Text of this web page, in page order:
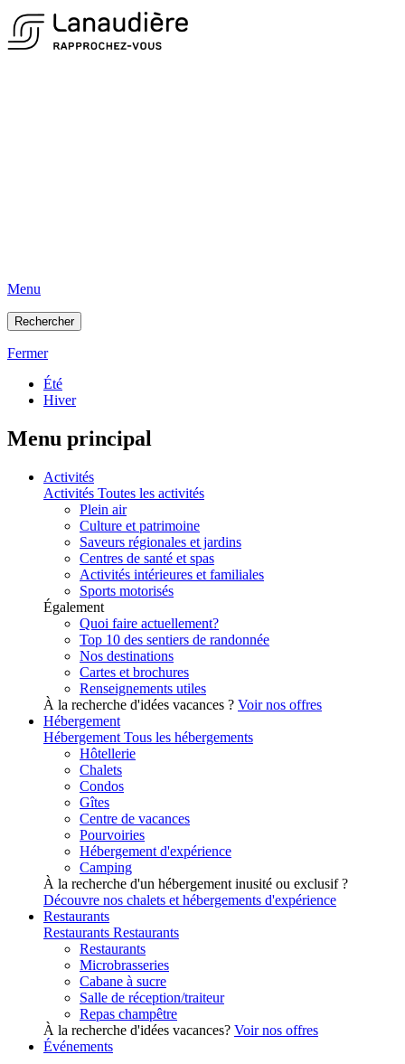
Menu
Rechercher
Fermer
Été
Hiver
Menu principal
Activités
Activités Toutes les activités
Plein air
Culture et patrimoine
Saveurs régionales et jardins
Centres de santé et spas
Activités intérieures et familiales
Sports motorisés
Également
Quoi faire actuellement?
Top 10 des sentiers de randonnée
Nos destinations
Cartes et brochures
Renseignements utiles
À la recherche d'idées vacances ? Voir nos offres
Hébergement
Hébergement Tous les hébergements
Hôtellerie
Chalets
Condos
Gîtes
Centre de vacances
Pourvoiries
Hébergement d'expérience
Camping
À la recherche d'un hébergement inusité ou exclusif ?
Découvre nos chalets et hébergements d'expérience
Restaurants
Restaurants Restaurants
Restaurants
Microbrasseries
Cabane à sucre
Salle de réception/traiteur
Repas champêtre
À la recherche d'idées vacances? Voir nos offres
Événements